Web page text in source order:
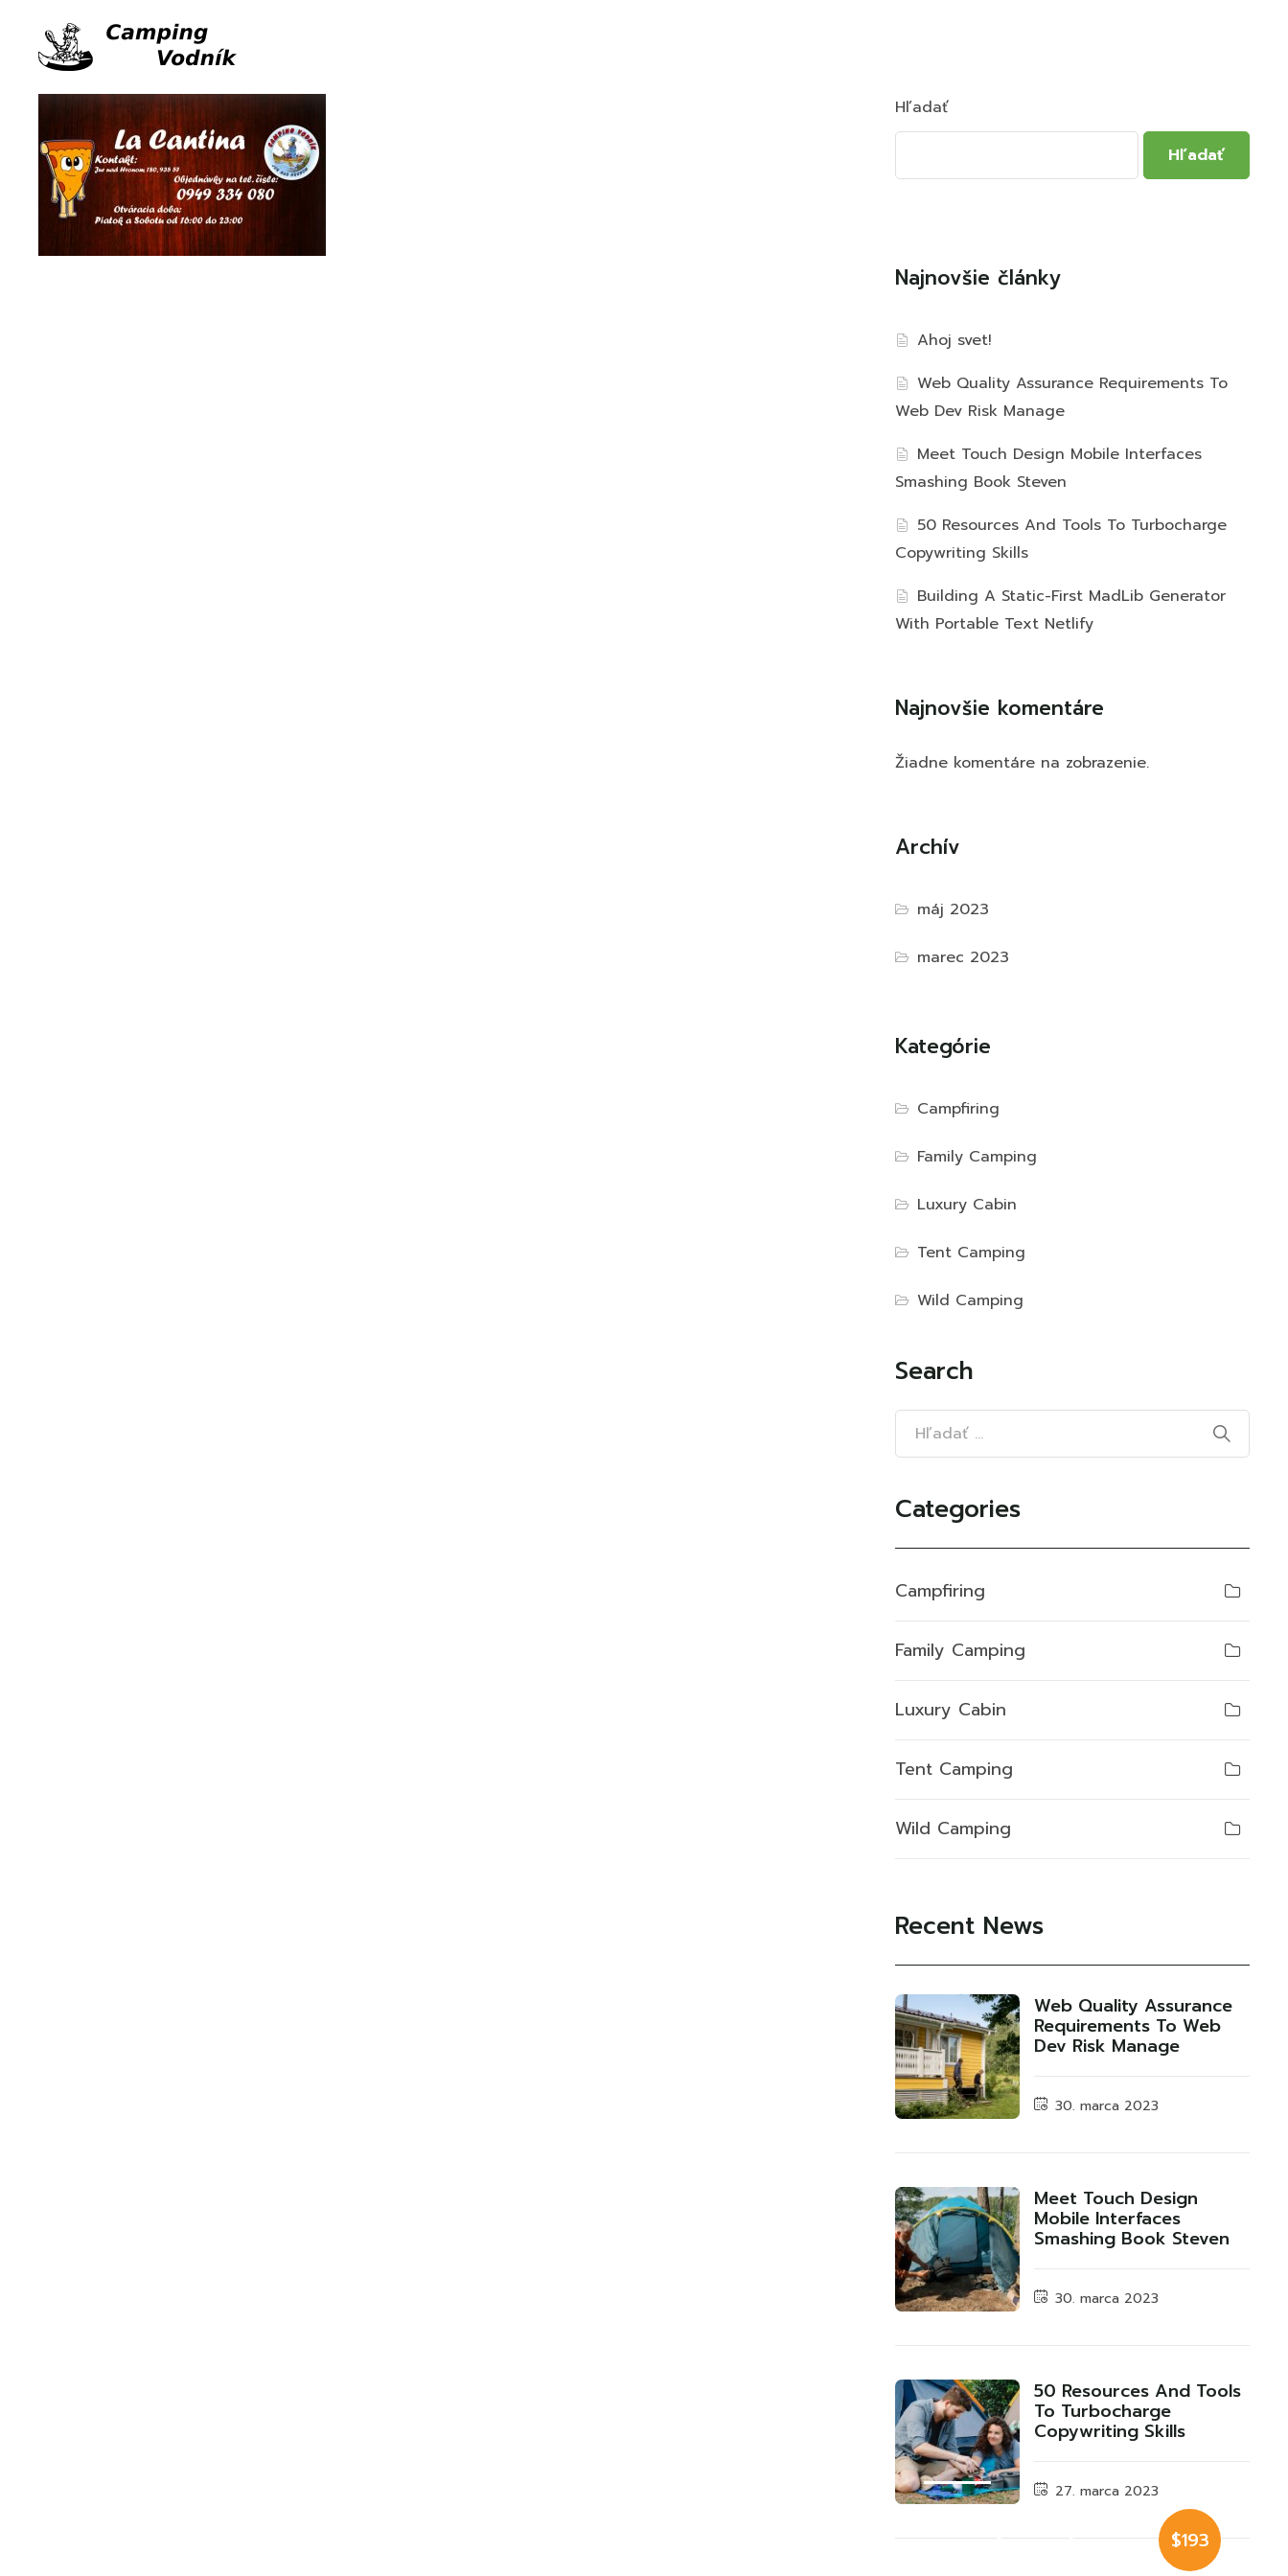
Hľadať
Hľadať
Najnovšie články
Ahoj svet!
Web Quality Assurance Requirements To
Web Dev Risk Manage
Meet Touch Design Mobile Interfaces
Smashing Book Steven
50 Resources And Tools To Turbocharge
Copywriting Skills
Building A Static-First MadLib Generator
With Portable Text Netlify
Najnovšie komentáre
Žiadne komentáre na zobrazenie.
Archív
máj 2023
marec 2023
Kategórie
Campfiring
Family Camping
Luxury Cabin
Tent Camping
Wild Camping
Search
Categories
Campfiring
Family Camping
Luxury Cabin
Tent Camping
Wild Camping
Recent News
Web Quality Assurance
Requirements To Web
Dev Risk Manage
30. marca 2023
Meet Touch Design
Mobile Interfaces
Smashing Book Steven
30. marca 2023
50 Resources And Tools
To Turbocharge
Copywriting Skills
27. marca 2023
$193